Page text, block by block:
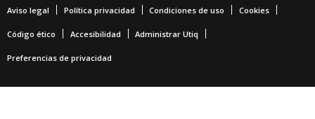
Aviso legal Política privacidad Condiciones de uso Cookies
Código ético Accesibilidad Administrar Utiq
Preferencias de privacidad